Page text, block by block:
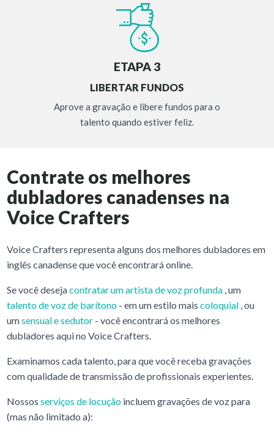
ETAPA 3
LIBERTAR FUNDOS
Aprove a gravação e libere fundos para o
talento quando estiver feliz.
Contrate os melhores
dubladores canadenses na
Voice Crafters
Voice Crafters representa alguns dos melhores dubladores em
inglês canadense que você encontrará online.
Se você desejacontratar um artista de voz profunda, um
talento de voz de barítono- em um estilo mais coloquial, ou
umsensual e sedutor- você encontrará os melhores
dubladores aqui no Voice Crafters.
Examinamos cada talento, para que você receba gravações
com qualidade de transmissão de profissionais experientes.
Nossos serviços de locuçãoincluem gravações de voz para
(mas não limitado a):